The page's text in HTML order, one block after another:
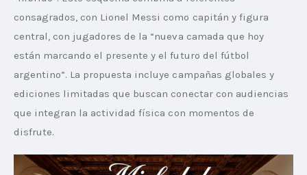
consagrados, con Lionel Messi como capitán y figura
central, con jugadores de la “nueva camada que hoy
están marcando el presente y el futuro del fútbol
argentino”. La propuesta incluye campañas globales y
ediciones limitadas que buscan conectar con audiencias
que integran la actividad física con momentos de
disfrute.